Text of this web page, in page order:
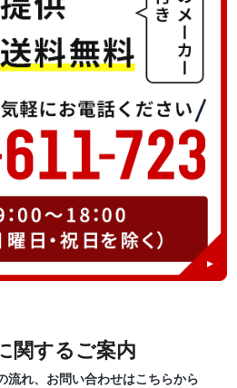
関するご案内
流れ、お問い合わせはこちらから